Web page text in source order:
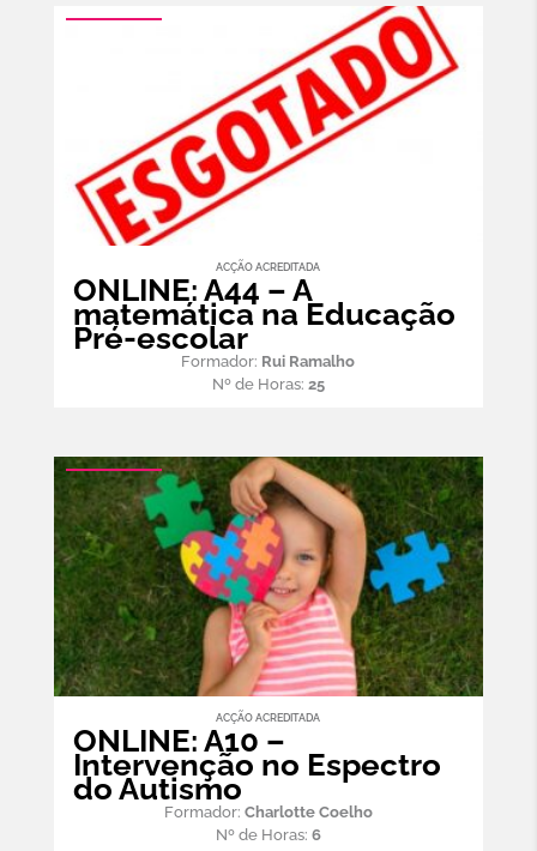
ACÇÃO ACREDITADA
ONLINE: A44 – A
matemática na Educação
Pré-escolar
Formador: Rui Ramalho
Nº de Horas: 25
ACÇÃO ACREDITADA
ONLINE: A10 –
Intervenção no Espectro
do Autismo
Formador: Charlotte Coelho
Nº de Horas: 6